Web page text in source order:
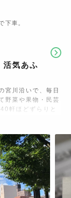
下車。
活気あふ
宮川沿いで、毎日
野菜や果物・民芸
軒ほどずらりと
にぴったりな「コ
ューを楽しめま
という品種のリン
という「飛騨高山